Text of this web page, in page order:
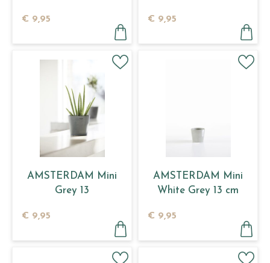
€ 9,95 € 9,95
AMSTERDAM Mini
Grey 13
€ 9,95
AMSTERDAM Mini
White Grey 13 cm
€ 9,95